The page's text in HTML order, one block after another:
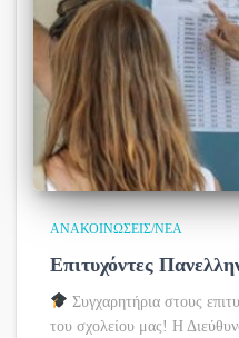
ΑΝΑΚΟΙΝΏΣΕΙΣ/ΝΈΑ
Επιτυχόντες
Συγχαρητήρια στους
του σχολείου μας! Η